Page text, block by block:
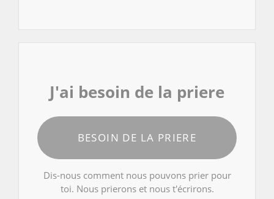
J'ai besoin de la priere
BESOIN DE LA PRIERE
Dis-nous comment nous pouvons prier pour
toi. Nous prierons et nous t'écrirons.